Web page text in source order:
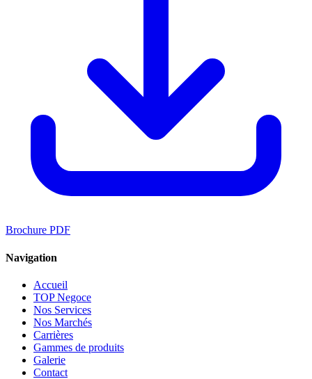
Brochure PDF
Navigation
Accueil
TOP Negoce
Nos Services
Nos Marchés
Carrières
Gammes de produits
Galerie
Contact